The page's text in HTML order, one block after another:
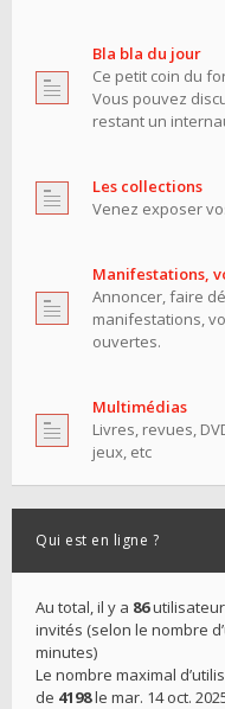
Bla bla du jour
Ce petit coin du
Vous pouvez
restant un
Les collections
Venez exposer
Manifestations,
Annoncer, faire
manifestations,
ouvertes.
Multimédias
Livres, revues,
jeux, etc
Qui est en ligne ?
Au total, il y a 86
invités (selon le nombre
minutes)
Le nombre maximal
de 4198le mar. 14 oct.